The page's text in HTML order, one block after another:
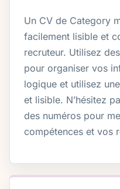
Un CV de Category
facilement lisible et
recruteur. Utilisez
pour organiser vos
logique et utilisez
et lisible. N’hésitez
des numéros pour
compétences et vos